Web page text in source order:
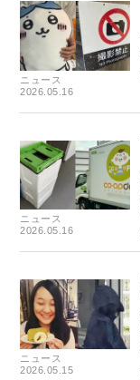
ニュース
2026.05.16
ニュース
2026.05.16
ニュース
2026.05.15